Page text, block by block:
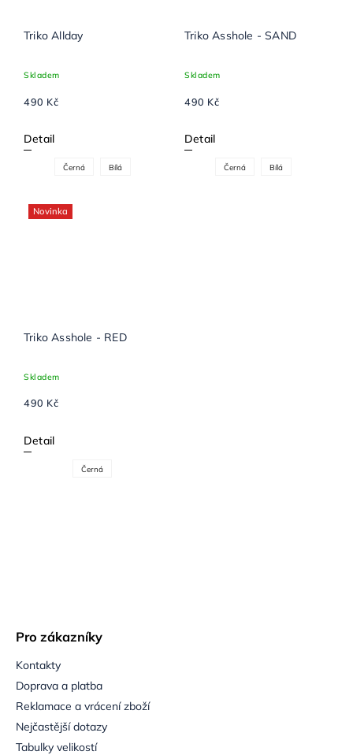
Triko Allday
Skladem
490 Kč
Detail
Černá Bílá
Triko Asshole - SAND
Skladem
490 Kč
Detail
Černá Bílá
Novinka
Triko Asshole - RED
Skladem
490 Kč
Detail
Černá
Pro zákazníky
Kontakty
Doprava a platba
Reklamace a vrácení zboží
Nejčastější dotazy
Tabulky velikostí